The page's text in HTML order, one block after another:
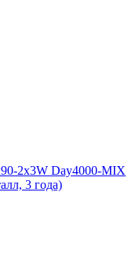
2x3W Day4000-MIX
3 года)